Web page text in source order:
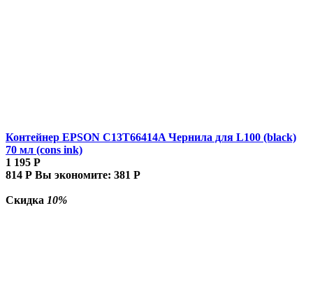
Контейнер EPSON C13T66414A Чернила для L100 (black)
70 мл (cons ink)
1 195 Р
814 Р Вы экономите: 381 Р
Скидка 10%